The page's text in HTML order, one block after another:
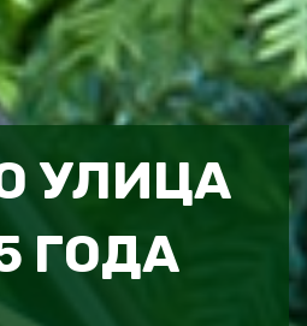
УЛИЦА
ГОДА